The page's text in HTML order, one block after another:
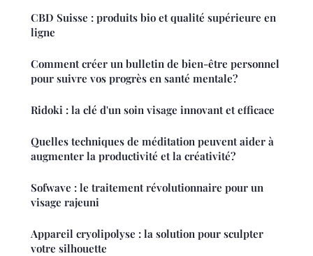
CBD Suisse : produits bio et qualité supérieure en
ligne
Comment créer un bulletin de bien-être personnel
pour suivre vos progrès en santé mentale?
Ridoki : la clé d'un soin visage innovant et efficace
Quelles techniques de méditation peuvent aider à
augmenter la productivité et la créativité?
Sofwave : le traitement révolutionnaire pour un
visage rajeuni
Appareil cryolipolyse : la solution pour sculpter
votre silhouette